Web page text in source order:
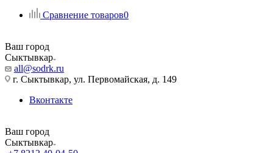
Сравнение товаров0
Ваш город
Сыктывкар
all@sodrk.ru
г. Сыктывкар, ул. Первомайская, д. 149
Вконтакте
Ваш город
Сыктывкар